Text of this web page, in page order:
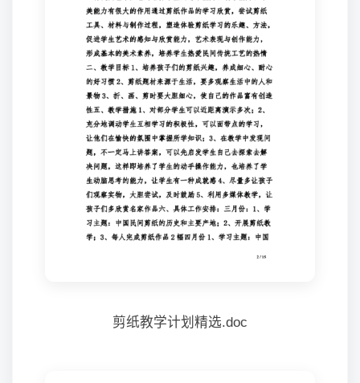
剪纸教学计划精选.doc